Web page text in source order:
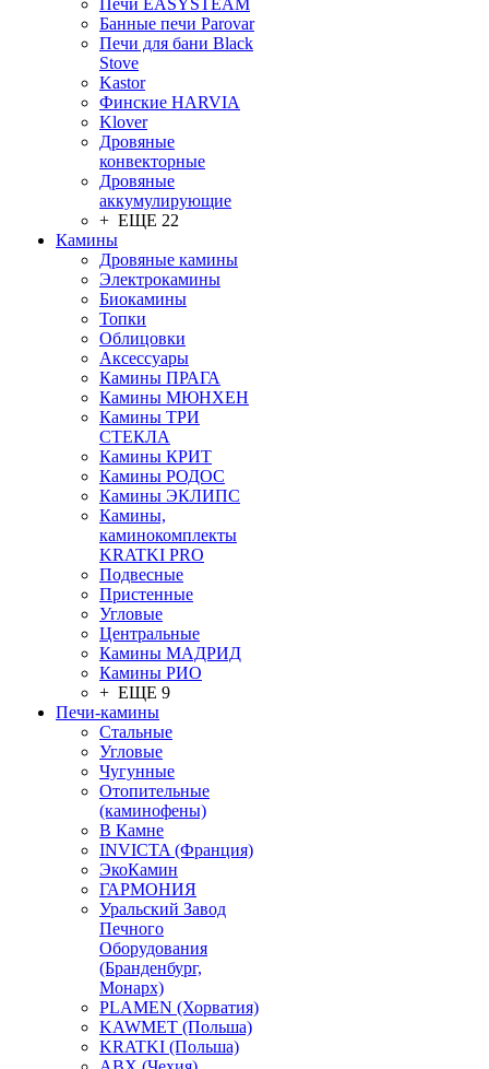
Печи EASYSTEAM
Банные печи Parovar
Печи для бани Black
Stove
Kastor
Финские HARVIA
Klover
Дровяные
конвекторные
Дровяные
аккумулирующие
+ ЕЩЕ 22
Камины
Дровяные камины
Электрокамины
Биокамины
Топки
Облицовки
Аксессуары
Камины ПРАГА
Камины МЮНХЕН
Камины ТРИ
СТЕКЛА
Камины КРИТ
Камины РОДОС
Камины ЭКЛИПС
Камины,
каминокомплекты
KRATKI PRO
Подвесные
Пристенные
Угловые
Центральные
Камины МАДРИД
Камины РИО
+ ЕЩЕ 9
Печи-камины
Стальные
Угловые
Чугунные
Отопительные
(каминофены)
В Камне
INVICTA (Франция)
ЭкоКамин
ГАРМОНИЯ
Уральский Завод
Печного
Оборудования
(Бранденбург,
Монарх)
PLAMEN (Хорватия)
KAWMET (Польша)
KRATKI (Польша)